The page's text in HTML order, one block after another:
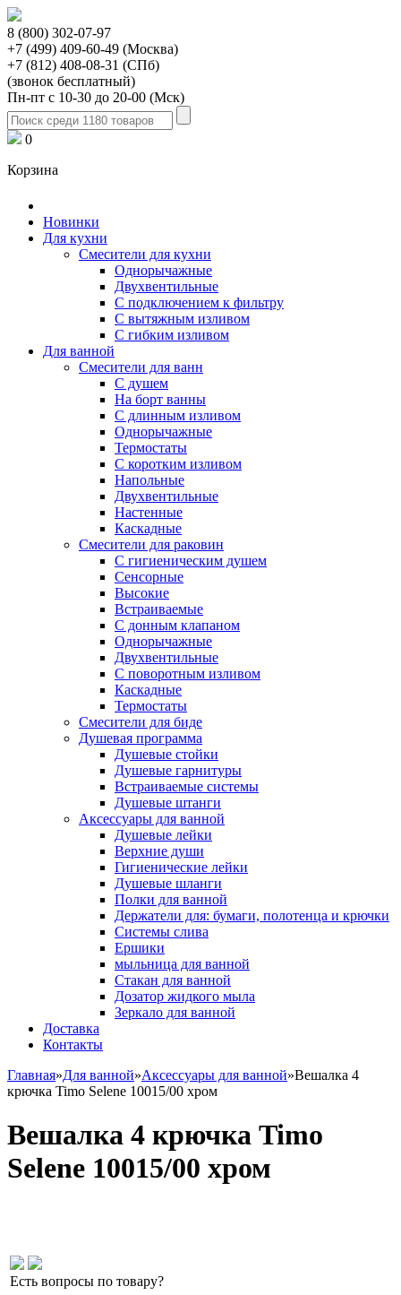
8 (800) 302-07-97
+7 (499) 409-60-49 (Москва)
+7 (812) 408-08-31 (СПб)
(звонок бесплатный)
Пн-пт с 10-30 до 20-00 (Мск)
0
Корзина
Новинки
Для кухни
Смесители для кухни
Однорычажные
Двухвентильные
С подключением к фильтру
С вытяжным изливом
С гибким изливом
Для ванной
Смесители для ванн
С душем
На борт ванны
С длинным изливом
Однорычажные
Термостаты
С коротким изливом
Напольные
Двухвентильные
Настенные
Каскадные
Смесители для раковин
С гигиеническим душем
Сенсорные
Высокие
Встраиваемые
С донным клапаном
Однорычажные
Двухвентильные
С поворотным изливом
Каскадные
Термостаты
Смесители для биде
Душевая программа
Душевые стойки
Душевые гарнитуры
Встраиваемые системы
Душевые штанги
Аксессуары для ванной
Душевые лейки
Верхние души
Гигиенические лейки
Душевые шланги
Полки для ванной
Держатели для: бумаги, полотенца и крючки
Системы слива
Ершики
мыльница для ванной
Стакан для ванной
Дозатор жидкого мыла
Зеркало для ванной
Доставка
Контакты
Главная»Для ванной»Аксессуары для ванной»Вешалка 4
крючка Timo Selene 10015/00 хром
Вешалка 4 крючка Timo
Selene 10015/00 хром
Есть вопросы по товару?